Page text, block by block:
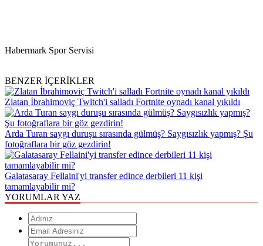
Habermark Spor Servisi
BENZER İÇERİKLER
Zlatan İbrahimoviç Twitch'i salladı Fortnite oynadı kanal yıkıldı
Arda Turan saygı duruşu sırasında gülmüş? Saygısızlık yapmış? Şu
fotoğraflara bir göz gezdirin!
Galatasaray Fellaini'yi transfer edince derbileri 11 kişi
tamamlayabilir mi?
YORUMLAR YAZ